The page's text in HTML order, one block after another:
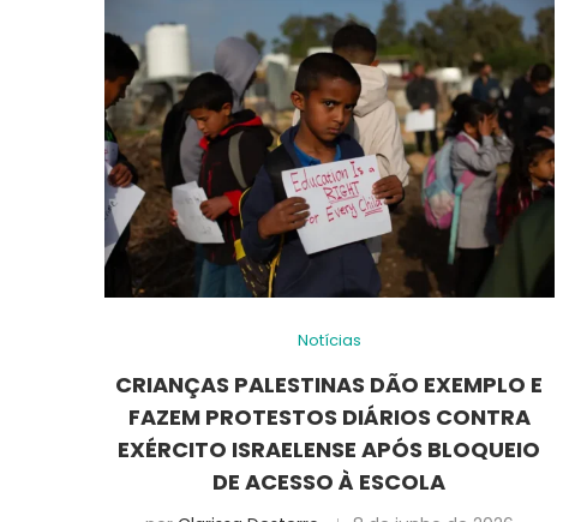
Notícias
CRIANÇAS PALESTINAS DÃO EXEMPLO E
FAZEM PROTESTOS DIÁRIOS CONTRA
EXÉRCITO ISRAELENSE APÓS BLOQUEIO
DE ACESSO À ESCOLA